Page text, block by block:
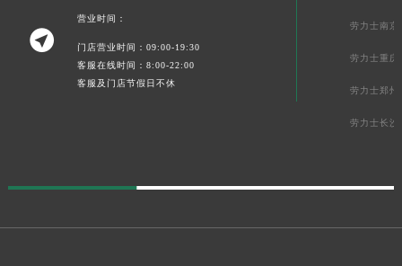

营业时间：
门店营业时间：09:00-19:30
客服在线时间：8:00-22:00
客服及门店节假日不休
劳力士南京
劳力士重庆
劳力士郑州
劳力士长沙